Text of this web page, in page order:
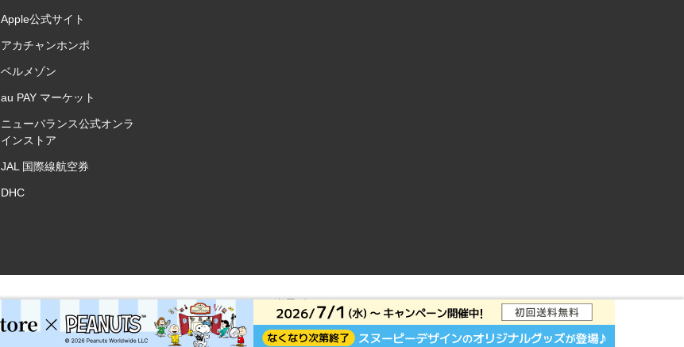
Apple公式サイト
アカチャンホンポ
ベルメゾン
au PAY マーケット
ニューバランス公式オンラ
インストア
JAL 国際線航空券
DHC
楽天ポイントサイト © Rakuten Group, Inc.